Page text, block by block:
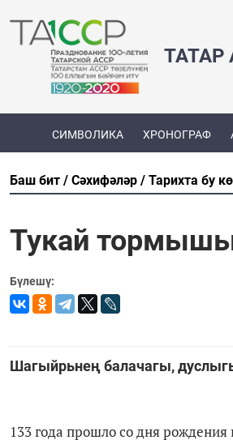
СИМВОЛИКА ХРОНОГРАФ
Баш бит Сәхифәләр Тарихта бу
Тукай
Бүлешү:
Шагыйрьнең балачагы,
133 года прошло со дня рождения